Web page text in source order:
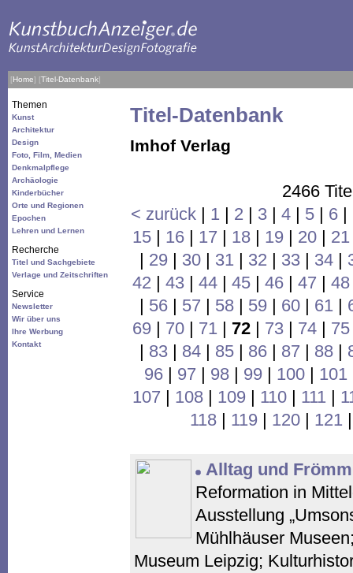
[Home] [Titel-Datenbank]
Themen
Kunst
Architektur
Design
Foto, Film, Medien
Denkmalpflege
Archäologie
Kinderbücher
Orte und Regionen
Epochen
Lehren und Lernen
Recherche
Titel und Sachgebiete
Verlage und Zeitschriften
Service
Newsletter
Wir über uns
Ihre Werbung
Kontakt
Titel-Datenbank
Imhof Verlag
2466
< zurück | 1 | 2 | 3 | 4 | 5 | 6 |
15| 16| 17 | 18| 19| 20| 21
| 29| 30| 31| 32 | 33| 34|
42 | 43| 44| 45| 46| 47 | 48
| 56| 57 | 58| 59| 60| 61|
69| 70| 71| 72| 73| 74| 75
| 83| 84| 85| 86| 87 | 88|
96| 97 | 98| 99| 100| 101
107 | 108| 109| 110| 111|
118 | 119 | 120 | 121
Alltag und
Reformation in
Ausstellung
Mühlhäuser
Museum Leipzig;